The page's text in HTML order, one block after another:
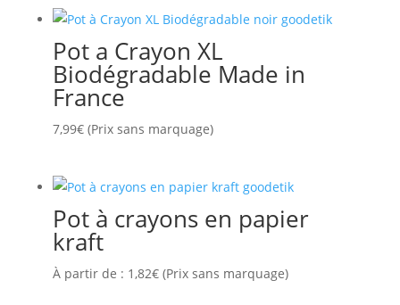
Pot a Crayon XL
Biodégradable Made in
France
7,99€(Prix sans marquage)
Pot à crayons en papier
kraft
À partir de : 1,82€(Prix sans marquage)